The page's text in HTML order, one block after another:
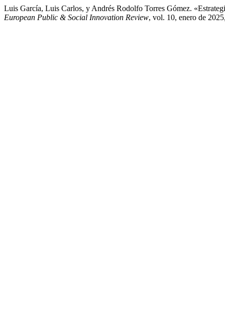
Luis García, Luis Carlos, y Andrés Rodolfo Torres Gómez.
European Public & Social Innovation Review, vol. 10, enero de